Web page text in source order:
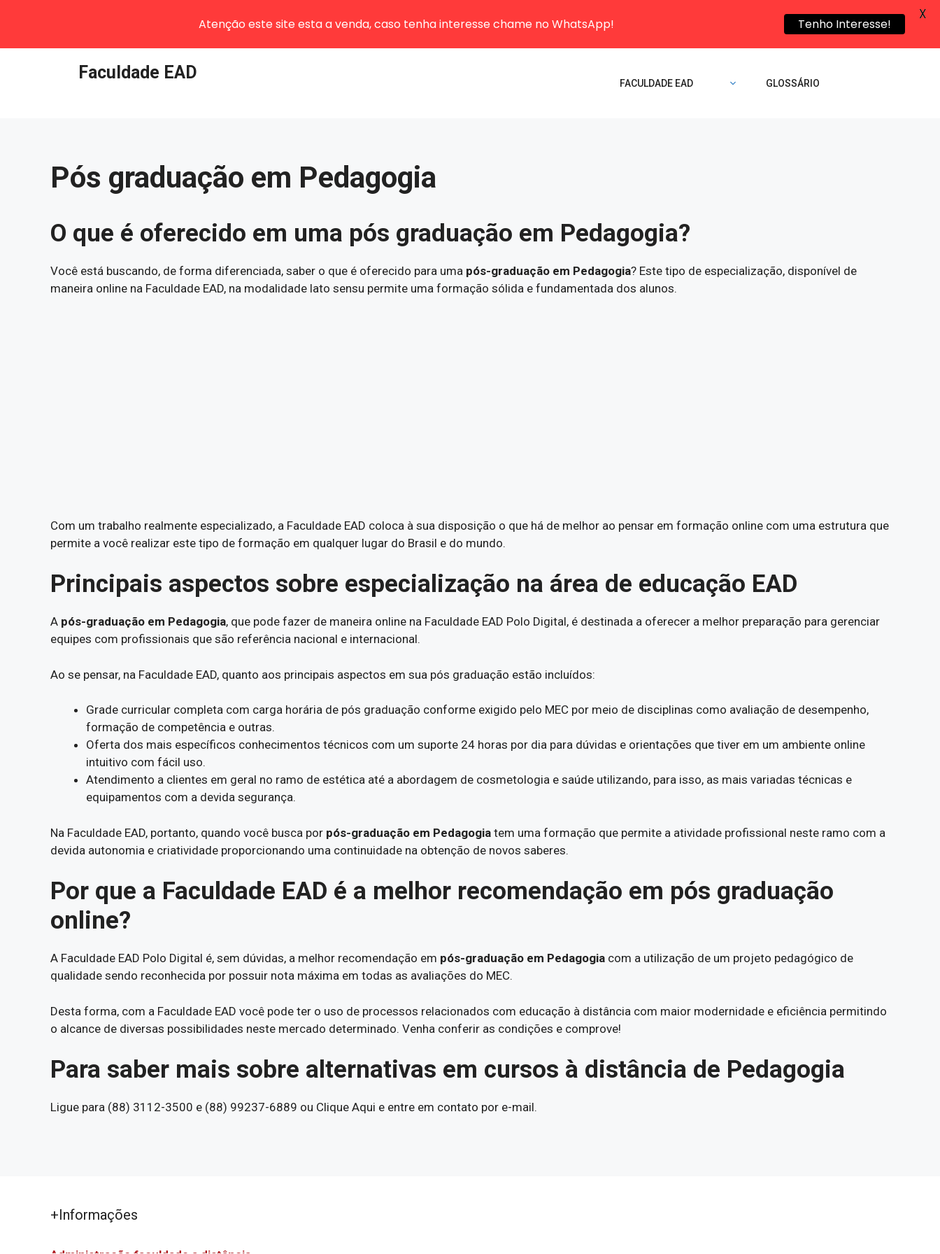
Faculdade EAD
FACULDADE EAD GLOSSÁRIO
Pós graduação em Pedagogia
O que é oferecido em uma pós graduação em Pedagogia?
Você está buscando, de forma diferenciada, saber o que é oferecido para uma pós-graduação em Pedagogia? Este tipo de especialização, disponível de
maneira online na Faculdade EAD, na modalidade lato sensu permite uma formação sólida e fundamentada dos alunos.
Com um trabalho realmente especializado, a Faculdade EAD coloca à sua disposição o que há de melhor ao pensar em formação online com uma estrutura que
permite a você realizar este tipo de formação em qualquer lugar do Brasil e do mundo.
Principais aspectos sobre especialização na área de educação EAD
A pós-graduação em Pedagogia, que pode fazer de maneira online na Faculdade EAD Polo Digital, é destinada a oferecer a melhor preparação para gerenciar
equipes com profissionais que são referência nacional e internacional.
Ao se pensar, na Faculdade EAD, quanto aos principais aspectos em sua pós graduação estão incluídos:
Grade curricular completa com carga horária de pós graduação conforme exigido pelo MEC por meio de disciplinas como avaliação de desempenho,
formação de competência e outras.
Oferta dos mais específicos conhecimentos técnicos com um suporte 24 horas por dia para dúvidas e orientações que tiver em um ambiente online
intuitivo com fácil uso.
Atendimento a clientes em geral no ramo de estética até a abordagem de cosmetologia e saúde utilizando, para isso, as mais variadas técnicas e
equipamentos com a devida segurança.
Na Faculdade EAD, portanto, quando você busca por pós-graduação em Pedagogia tem uma formação que permite a atividade profissional neste ramo com a
devida autonomia e criatividade proporcionando uma continuidade na obtenção de novos saberes.
Por que a Faculdade EAD é a melhor recomendação em pós graduação
online?
A Faculdade EAD Polo Digital é, sem dúvidas, a melhor recomendação em pós-graduação em Pedagogia com a utilização de um projeto pedagógico de
qualidade sendo reconhecida por possuir nota máxima em todas as avaliações do MEC.
Desta forma, com a Faculdade EAD você pode ter o uso de processos relacionados com educação à distância com maior modernidade e eficiência permitindo
o alcance de diversas possibilidades neste mercado determinado. Venha conferir as condições e comprove!
Para saber mais sobre alternativas em cursos à distância de Pedagogia
Ligue para (88) 3112-3500 e (88) 99237-6889 ou Clique Aqui e entre em contato por e-mail.
+Informações
Atenção este site esta a venda, caso tenha interesse chame no WhatsApp! Tenho Interesse!
X